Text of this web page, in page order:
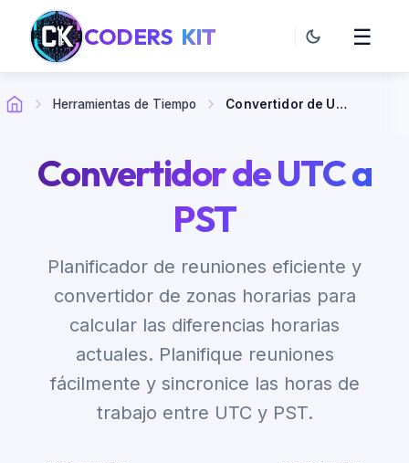
CODERS KIT ☰
Herramientas de Tiempo Convertidor de UTC a PST
Convertidor de UTC a
PST
Planificador de reuniones eficiente y
convertidor de zonas horarias para
calcular las diferencias horarias
actuales. Planifique reuniones
fácilmente y sincronice las horas de
trabajo entre UTC y PST.